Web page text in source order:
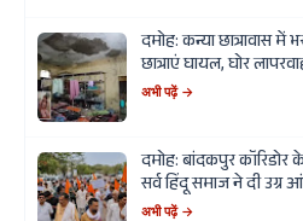
दमोह: कन्या छात्रावास में
छात्राएं घायल, घोर
अभी पढ़ें →
दमोह: बांदकपुर कॉरिडोर
सर्व हिंदू समाज ने दी उग्र
अभी पढ़ें →